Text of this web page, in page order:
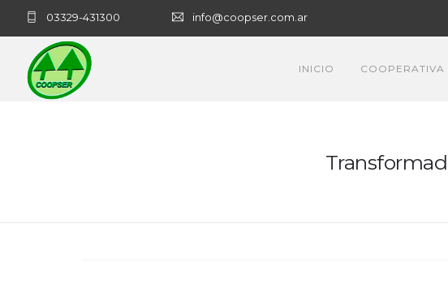
03329-431300 info@coopser.com.ar
INICIO COOPERATIVA